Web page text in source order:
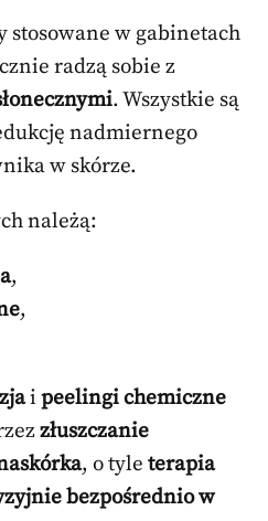
stosowane w gabinetach
radzą sobie z
. Wszystkie są
nadmiernego
w skórze.
należą:
,
,
i peelingi chemiczne
złuszczanie
, o tyle terapia
bezpośrednio w